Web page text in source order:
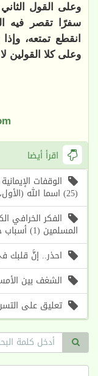
وعلى القول
سفرًا تقصر فيه
انقطع تمتعه،
وعلى كلا القولين
اقرأ أيضا
الوقفات
(25) اسما الله (الأول، الآخر) (موعظة الأسبوع)
الفكر الخرافي
المسلمين (1) أسباب حرص الغرب على إحياء هذا الفكر (1)
احذر.. إنَّ قلبك
الشغف بين
تعليق على